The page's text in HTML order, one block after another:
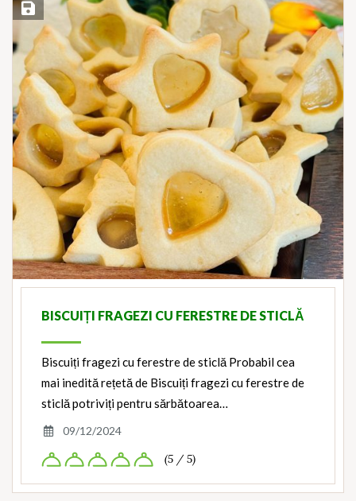
Save Recipe
BISCUIȚI FRAGEZI CU FERESTRE DE STICLĂ
Biscuiți fragezi cu ferestre de sticlă Probabil cea
mai inedită rețetă de Biscuiți fragezi cu ferestre de
sticlă potriviți pentru sărbătoarea…
09/12/2024
(5 / 5)